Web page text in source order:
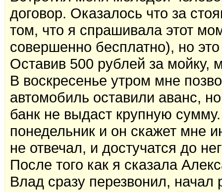
договор. Оказалось что за
том, что я спрашивала этот
совершенно бесплатно), но
Оставив 500 рублей за мойку,
В воскресенье утром мне
автомобиль оставили аванс,
банк не выдаст крупную
понедельник и он скажет мне
не отвечал, и достучатся до
После того как я сказала
Влад сразу перезвонил, начал